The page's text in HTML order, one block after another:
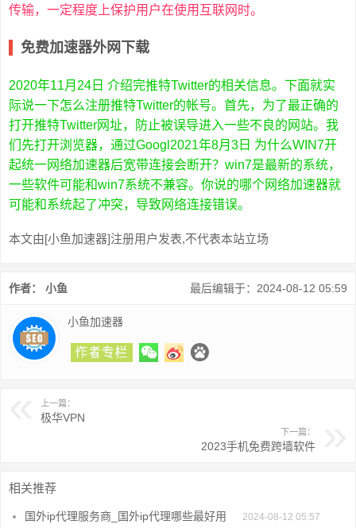
传输，一定程度上保护用户在使用互联网时。
免费加速器外网下载
2020年11月24日 介绍完推特Twitter的相关信息。下面就实
际说一下怎么注册推特Twitter的帐号。首先，为了最正确的
打开推特Twitter网址，防止被误导进入一些不良的网站。我
们先打开浏览器，通过Googl2021年8月3日 为什么WIN7开
起统一网络加速器后宽带连接会断开？win7是最新的系统，
一些软件可能和win7系统不兼容。你说的哪个网络加速器就
可能和系统起了冲突，导致网络连接错误。
本文由[小鱼加速器]注册用户发表,不代表本站立场
最后编辑于：2024-08-12 05:59
作者： 小鱼
小鱼加速器
上一篇：
极华VPN
下一篇：
2023手机免费跨墙软件
相关推荐
国外ip代理服务商_国外ip代理哪些最好用 2024-08-12 05:57